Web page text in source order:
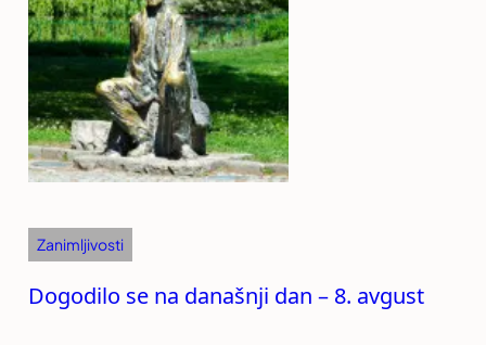
Zanimljivosti
Dogodilo se na današnji dan – 8. avgust